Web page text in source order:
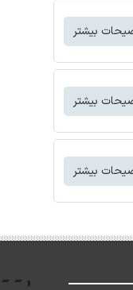
بیشتر
بیشتر
بیشتر